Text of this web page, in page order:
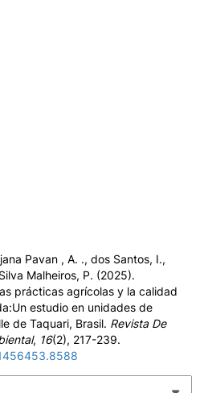
Pavan , A. ., dos Santos, I.,
Malheiros, P. (2025).
prácticas agrícolas y la calidad
estudio en unidades de
de Taquari, Brasil. Revista De
, 16(2), 217-239.